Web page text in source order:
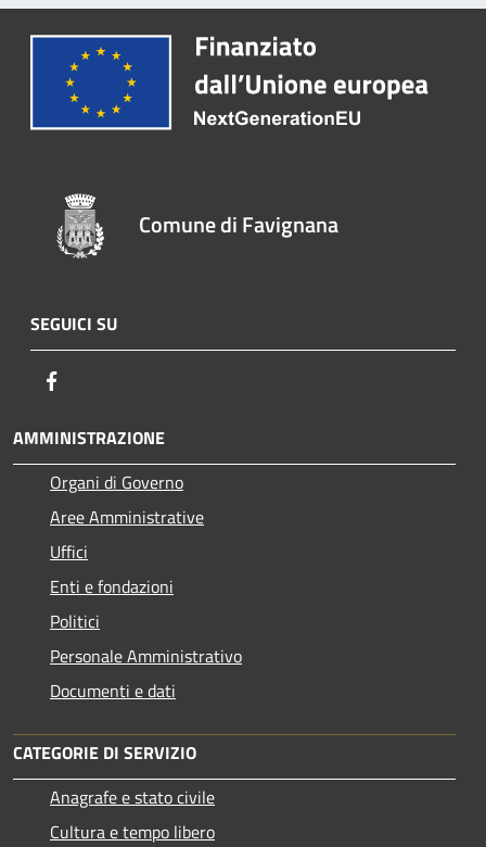
Comune di Favignana
SEGUICI SU
AMMINISTRAZIONE
Organi di Governo
Aree Amministrative
Uffici
Enti e fondazioni
Politici
Personale Amministrativo
Documenti e dati
CATEGORIE DI SERVIZIO
Anagrafe e stato civile
Cultura e tempo libero